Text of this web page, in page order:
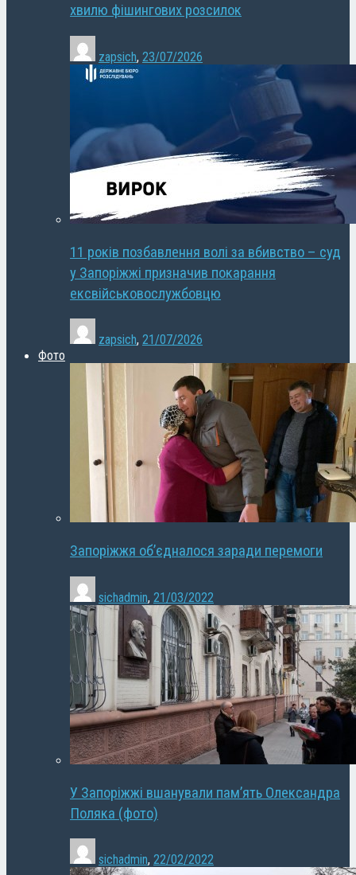
хвилю фішингових розсилок
zapsich, 23/07/2026
11 років позбавлення волі за вбивство – суд
у Запоріжжі призначив покарання
ексвійськовослужбовцю
zapsich, 21/07/2026
Фото
Запоріжжя об’єдналося заради перемоги
sichadmin, 21/03/2022
У Запоріжжі вшанували пам’ять Олександра
Поляка (фото)
sichadmin, 22/02/2022